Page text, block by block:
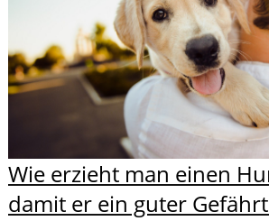
Wie erzieht man einen
damit er ein guter